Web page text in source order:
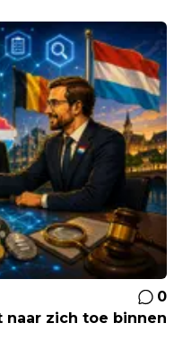
0
naar zich toe binnen